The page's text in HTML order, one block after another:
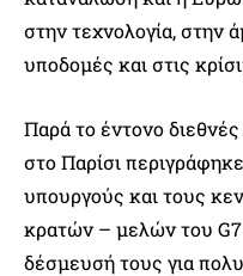
στην τεχνολογία, στην
υποδομές και στις
Παρά το έντονο
στο Παρίσι
υπουργούς και τους
κρατών – μελών του G7
δέσμευσή τους για